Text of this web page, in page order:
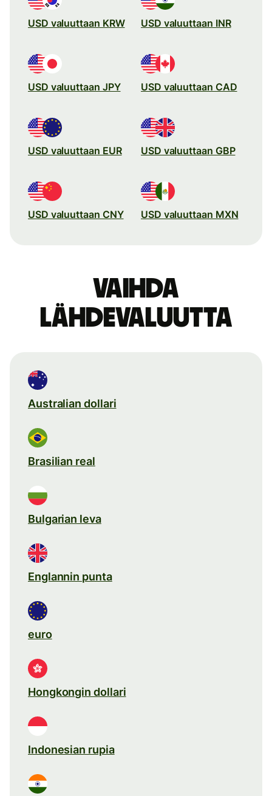
USD valuuttaan KRW USD valuuttaan INR
USD valuuttaan JPY USD valuuttaan CAD
USD valuuttaan EUR USD valuuttaan GBP
USD valuuttaan CNY USD valuuttaan MXN
Vaihda
lähdevaluutta
Australian dollari
Brasilian real
Bulgarian leva
Englannin punta
euro
Hongkongin dollari
Indonesian rupia